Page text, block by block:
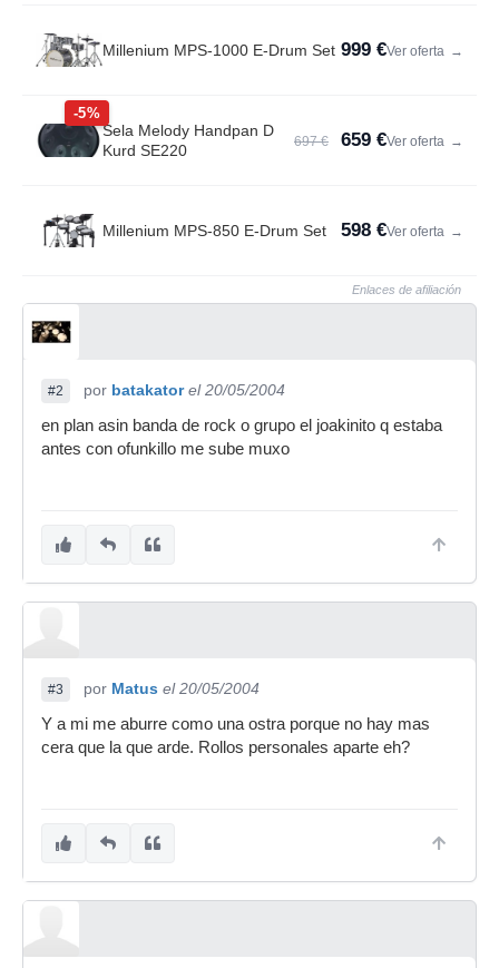
Millenium MPS-1000 E-Drum Set 999 €Ver oferta →
-5%
Sela Melody Handpan D
Kurd SE220
697 € 659 €Ver oferta →
Millenium MPS-850 E-Drum Set 598 €Ver oferta →
Enlaces de afiliación
#2 por batakator el 20/05/2004
en plan asin banda de rock o grupo el joakinito q estaba
antes con ofunkillo me sube muxo
#3 por Matus el 20/05/2004
Y a mi me aburre como una ostra porque no hay mas
cera que la que arde. Rollos personales aparte eh?